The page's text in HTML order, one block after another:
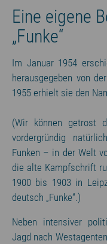
Eine eigene
„Funke“
Im Januar 1954
herausgegeben von
1955 erhielt sie den
(Wir können getrost
vordergründig
Funken – in der Welt
die alte Kampfschrift
1900 bis 1903 in
deutsch „Funke“.)
Neben intensiver
Jagd nach